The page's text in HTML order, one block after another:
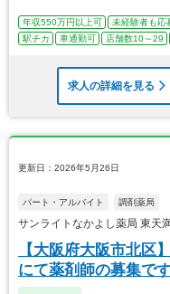
年収550万円以上可 未経験者も応
駅チカ
車通勤可 店舗数10～29
求人の詳細を見る
更新日：2026年5月26日
パート・アルバイト 調剤薬局
サンライトなかよし薬局 東天
【大阪府大阪市北区
にて薬剤師の募集です